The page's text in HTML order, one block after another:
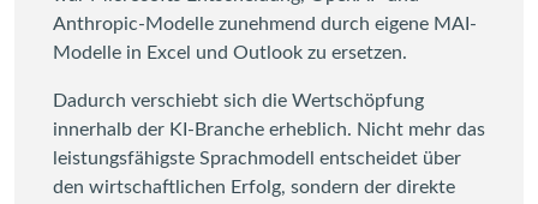
Anthropic-Modelle zunehmend durch eigene MAI-
Modelle in Excel und Outlook zu ersetzen.
Dadurch verschiebt sich die Wertschöpfung
innerhalb der KI-Branche erheblich. Nicht mehr das
leistungsfähigste Sprachmodell entscheidet über
den wirtschaftlichen Erfolg, sondern der direkte